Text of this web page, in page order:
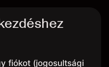
fiókot (jogosultsági